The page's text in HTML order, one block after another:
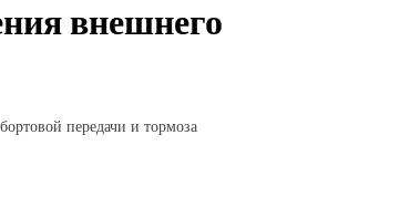
внешнего
передачи и тормоза